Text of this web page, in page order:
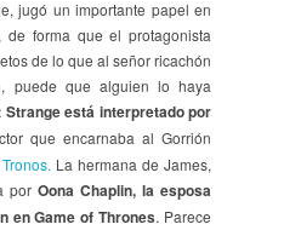
jugó un importante papel en
de forma que el protagonista
de lo que al señor ricachón
puede que alguien lo haya
Strange está interpretado por
que encarnaba al Gorrión
La hermana de James,
por Oona Chaplin, la esposa
en Game of Thrones. Parece